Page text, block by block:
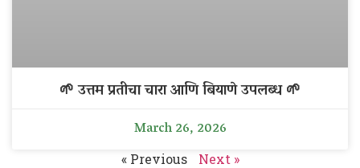
🌱 उत्तम प्रतीचा चारा आणि बियाणे उपलब्ध 🌱
March 26, 2026
« Previous Next »